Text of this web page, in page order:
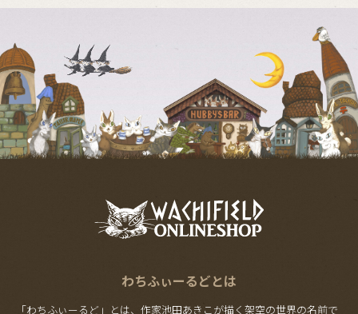
わちふぃーるどとは
「わちふぃーるど」とは、作家池田あきこが描く架空の世界の名前で